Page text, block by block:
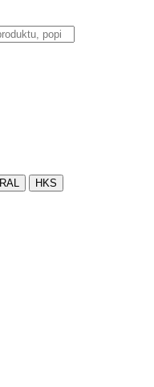
RAL HKS